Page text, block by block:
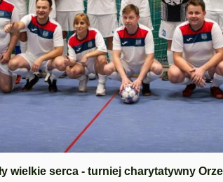
wielkie serca - turniej charytatywny